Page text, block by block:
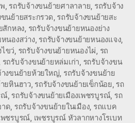
, รถรับจ้างขนย้ายศาลาลาย, รถรับจ้าง
นย้ายสระกรวด, รถรับจ้างขนย้ายสะ
สักหลง, รถรับจ้างขนย้ายหนองย่าง
นองสว่าง, รถรับจ้างขนย้ายหนองแจง,
ขว่, รถรับจ้างขนย้ายหนองไผ่, รถ
รถรับจ้างขนย้ายหล่มเก่า, รถรับจ้างขน
างขนย้ายห้วยใหญ่, รถรับจ้างขนย้าย
ยหินฮาว, รถรับจ้างขนย้ายเข็กน้อย, รถ
ณ์, รถรับจ้างขนย้ายเมืองเพชรบูรณ์, รถ
ด, รถรับจ้างขนย้ายในเมือง, รถแบค
พชรบูรณ์, เพชรบูรณ์ หัวลากหางโรเบท